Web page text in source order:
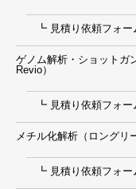
┗ 見積り依頼フォー
ゲノム解析・ショットガ
Revio）
┗ 見積り依頼フォー
メチル化解析（ロングリ
┗ 見積り依頼フォー